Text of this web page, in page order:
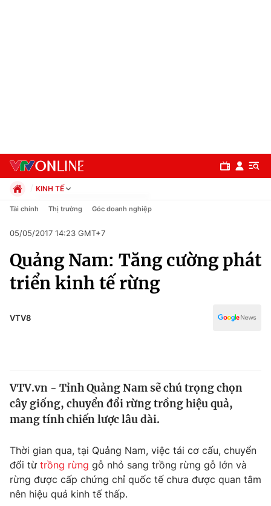
Chuyên mục
Chính trị
Thế giới
Thế giới đó đây
Câu chuyện quốc tế
Kinh tế
Tài chính
Thị trường
Dữ liệu và đời sống
KINH TẾ
Chính trị
Pháp luật
Kinh tế
Thể thao
Truyền hình
Tài chính Thị trường Góc doanh nghiệp
05/05/2017 14:23 GMT+7
Quảng Nam: Tăng cường phát
triển kinh tế rừng
VTV8
VTV.vn - Tỉnh Quảng Nam sẽ chú trọng chọn
cây giống, chuyển đổi rừng trồng hiệu quả,
mang tính chiến lược lâu dài.
Thời gian qua, tại Quảng Nam, việc tái cơ cấu, chuyển
đổi từ trồng rừng gỗ nhỏ sang trồng rừng gỗ lớn và
rừng được cấp chứng chỉ quốc tế chưa được quan tâm
nên hiệu quả kinh tế thấp.